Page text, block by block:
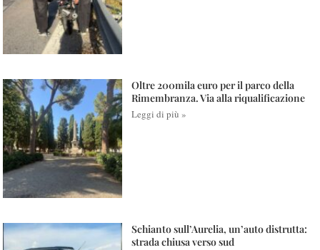
Oltre 200mila euro per il parco della
Rimembranza. Via alla riqualificazione
Leggi di più »
Schianto sull’Aurelia, un’auto distrutta:
strada chiusa verso sud